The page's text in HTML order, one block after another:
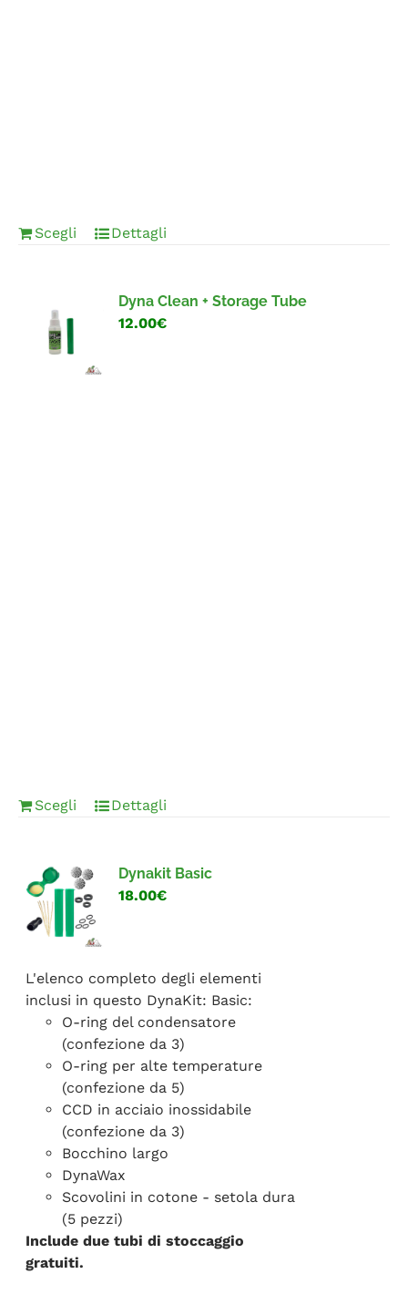
Scegli Dettagli
Dyna Clean + Storage Tube
12.00€
Scegli Dettagli
Dynakit Basic
18.00€
L'elenco completo degli elementi
inclusi in questo DynaKit: Basic:
O-ring del condensatore
(confezione da 3)
O-ring per alte temperature
(confezione da 5)
CCD in acciaio inossidabile
(confezione da 3)
Bocchino largo
DynaWax
Scovolini in cotone - setola dura
(5 pezzi)
Include due tubi di stoccaggio
gratuiti.